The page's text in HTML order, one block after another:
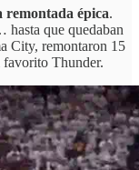
remontada épica.
que quedaban
City, remontaron 15
Thunder.